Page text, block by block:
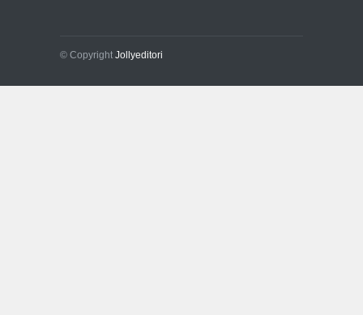
© Copyright Jollyeditori